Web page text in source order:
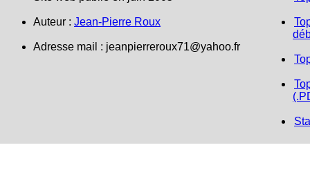
Auteur : Jean-Pierre Roux
Adresse mail : jeanpierreroux71@yahoo.fr